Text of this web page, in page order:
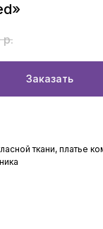
р.
Заказать
ткани, платье